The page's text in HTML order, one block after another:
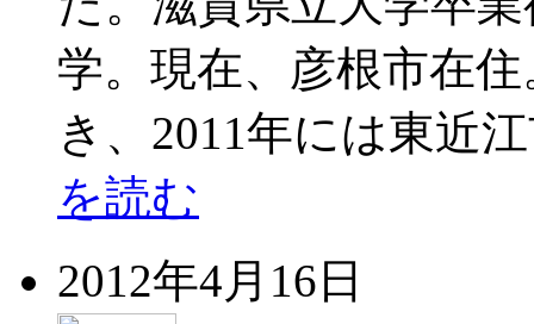
学。現在、彦根市在
き、2011年には東
を読む
2012年4月16日